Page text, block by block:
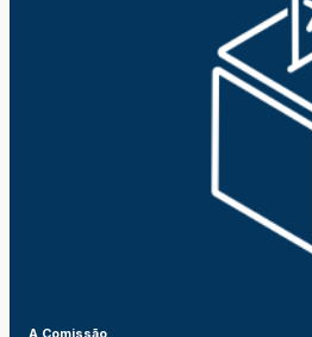
A Comissão